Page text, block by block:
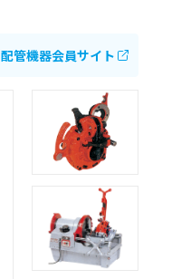
配管機器会員サイト